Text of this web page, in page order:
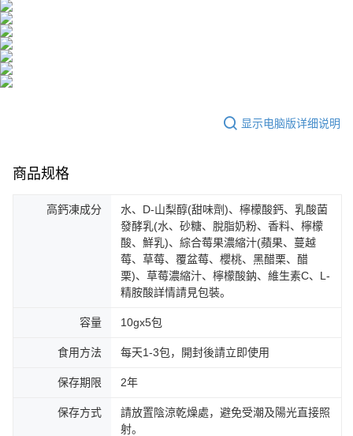
显示电脑版详细说明
商品规格
高鈣凍成分
水、D-山梨醇(甜味劑)、檸檬酸鈣、乳酸菌
發酵乳(水、砂糖、脫脂奶粉、香料、檸檬
酸、鮮乳)、綜合莓果濃縮汁(蘋果、蔓越
莓、草莓、覆盆莓、櫻桃、黑醋栗、醋
栗)、草莓濃縮汁、檸檬酸鈉、維生素C、L-
精胺酸詳情請見包裝。
容量 10gx5包
食用方法 每天1-3包，開封後請立即使用
保存期限 2年
保存方式
請放置陰涼乾燥處，避免受潮及陽光直接照
射。